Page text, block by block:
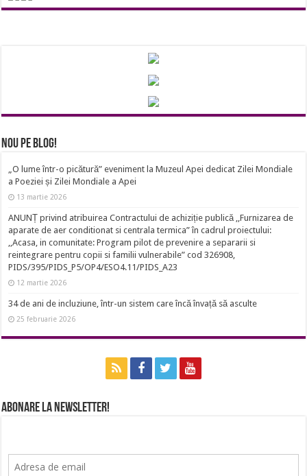
Nou pe Blog!
„O lume într-o picătură” eveniment la Muzeul Apei dedicat Zilei Mondiale
a Poeziei și Zilei Mondiale a Apei
13 martie 2026
ANUNȚ privind atribuirea Contractului de achiziție publică ,,Furnizarea de
aparate de aer conditionat si centrala termica” în cadrul proiectului:
,,Acasa, in comunitate: Program pilot de prevenire a separarii si
reintegrare pentru copii si familii vulnerabile” cod 326908,
PIDS/395/PIDS_P5/OP4/ESO4.11/PIDS_A23
12 martie 2026
34 de ani de incluziune, într-un sistem care încă învață să asculte
25 februarie 2026
Abonare la newsletter!